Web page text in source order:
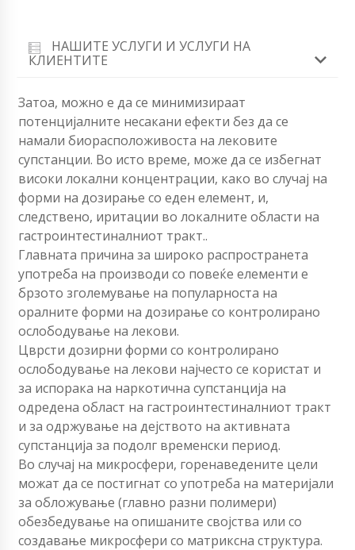
НАШИТЕ УСЛУГИ И УСЛУГИ НА
КЛИЕНТИТЕ
Затоа, можно е да се минимизираат
потенцијалните несакани ефекти без да се
намали биорасположивоста на лековите
супстанции. Во исто време, може да се избегнат
високи локални концентрации, како во случај на
форми на дозирање со еден елемент, и,
следствено, иритации во локалните области на
гастроинтестиналниот тракт..
Главната причина за широко распространета
употреба на производи со повеќе елементи е
брзото зголемување на популарноста на
оралните форми на дозирање со контролирано
ослободување на лекови.
Цврсти дозирни форми со контролирано
ослободување на лекови најчесто се користат и
за испорака на наркотична супстанција на
одредена област на гастроинтестиналниот тракт
и за одржување на дејството на активната
супстанција за подолг временски период.
Во случај на микросфери, горенаведените цели
можат да се постигнат со употреба на материјали
за обложување (главно разни полимери)
обезбедување на опишаните својства или со
создавање микросфери со матриксна структура.